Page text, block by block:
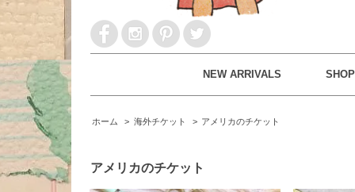
NEW ARRIVALS SHOP
ホーム > 海外チケット > アメリカのチケット
アメリカのチケット